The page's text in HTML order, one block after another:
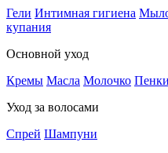
Гели Интимная гигиена
купания
Основной уход
Кремы Масла Молочко Пенки
Уход за волосами
Спрей Шампуни